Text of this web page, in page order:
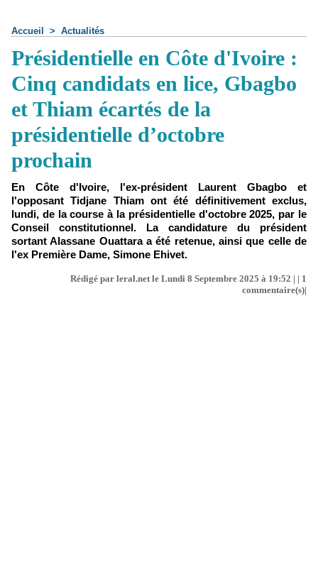
Accueil > Actualités
Présidentielle en Côte d'Ivoire :
Cinq candidats en lice, Gbagbo
et Thiam écartés de la
présidentielle d’octobre
prochain
En Côte d'Ivoire, l'ex-président Laurent Gbagbo et
l'opposant Tidjane Thiam ont été définitivement exclus,
lundi, de la course à la présidentielle d'octobre 2025, par le
Conseil constitutionnel. La candidature du président
sortant Alassane Ouattara a été retenue, ainsi que celle de
l'ex Première Dame, Simone Ehivet.
Rédigé par leral.net le Lundi 8 Septembre 2025 à 19:52 | | 1
commentaire(s)|